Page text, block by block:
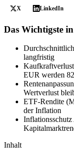
X LinkedIn
Das Wichtigste
langfristig
EUR werden
Wertverlust
ETF-Rendite
der Inflation
Inhalt